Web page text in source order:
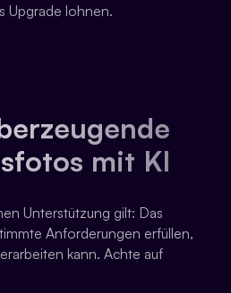
Upgrade lohnen.
mit KI
Unterstützung gilt: Das
Anforderungen erfüllen,
kann. Achte auf